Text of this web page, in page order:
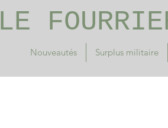
Nouveautés Surplus militaire
LE